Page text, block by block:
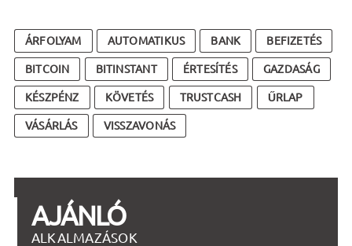
ÁRFOLYAM AUTOMATIKUS BANK BEFIZETÉS
BITCOIN BITINSTANT ÉRTESÍTÉS GAZDASÁG
KÉSZPÉNZ KÖVETÉS TRUSTCASH ŰRLAP
VÁSÁRLÁS VISSZAVONÁS
AJÁNLÓ
ALKALMAZÁSOK